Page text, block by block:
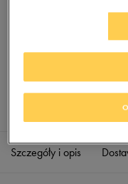
Jeśli artykuł będzie
Powiadom
M Powiadom
Sprawdź dostępność
Szczegóły i opis